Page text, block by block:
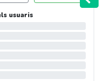
usuaris